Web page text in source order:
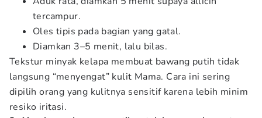
tercampur.
Oles tipis pada bagian yang gatal.
Diamkan 3–5 menit, lalu bilas.
Tekstur minyak kelapa membuat bawang putih tidak
langsung “menyengat” kulit Mama. Cara ini sering
dipilih orang yang kulitnya sensitif karena lebih minim
resiko iritasi.